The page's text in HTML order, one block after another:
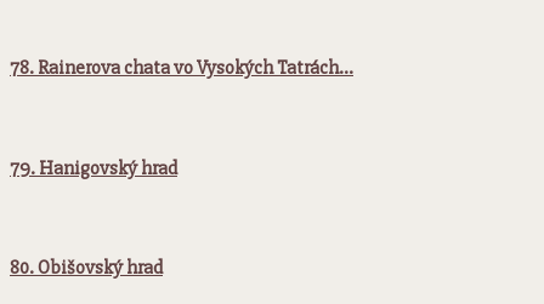
78. Rainerova chata vo Vysokých Tatrách…
79. Hanigovský hrad
80. Obišovský hrad